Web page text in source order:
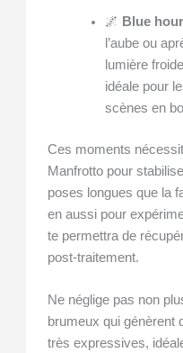
🌌 Blue hour
l’aube ou
lumière
idéale pour
scènes en
Ces moments
Manfrotto pour
poses longues que la
en aussi pour
te permettra de
post-traitement.
Ne néglige pas non
brumeux qui génèrent
très expressives,